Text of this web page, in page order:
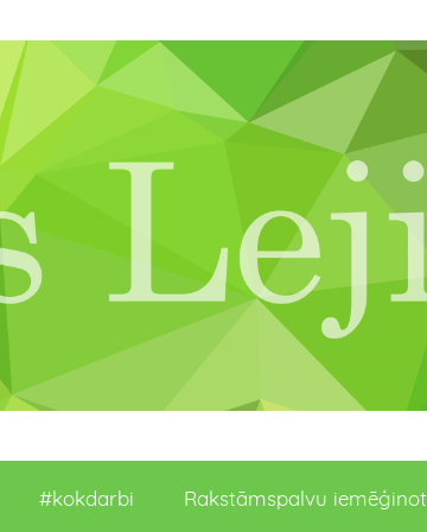
#kokdarbi Rakstāmspalvu iemēģinot